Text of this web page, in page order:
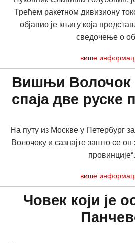
Трећем ракетном дивизиону
објавио је књигу која
сведочење о
више
Вишњи Волочок
спаја две руске
На путу из Москве у Петербург
Волочоку и сазнајте зашто се он
провинције“.
више
Човек који је